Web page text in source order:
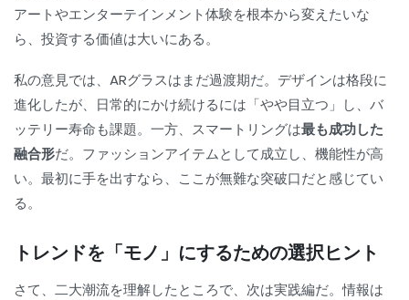
アートやエンターテインメント体験を根本から変えたいな
ら、投資する価値は大いにある。
私の意見では、ARグラスはまだ過渡期だ。デザインは格段に
進化したが、日常的にかけ続けるには「やや目立つ」し、バ
ッテリー寿命も課題。一方、スマートリングは最も成功した
融合形だ。ファッションアイテムとして成立し、機能性が高
い。最初に手を出すなら、ここが無難な突破口だと感じてい
る。
トレンドを「モノ」にするための選択ヒント
さて、二大潮流を理解したところで、次は実践編だ。情報は